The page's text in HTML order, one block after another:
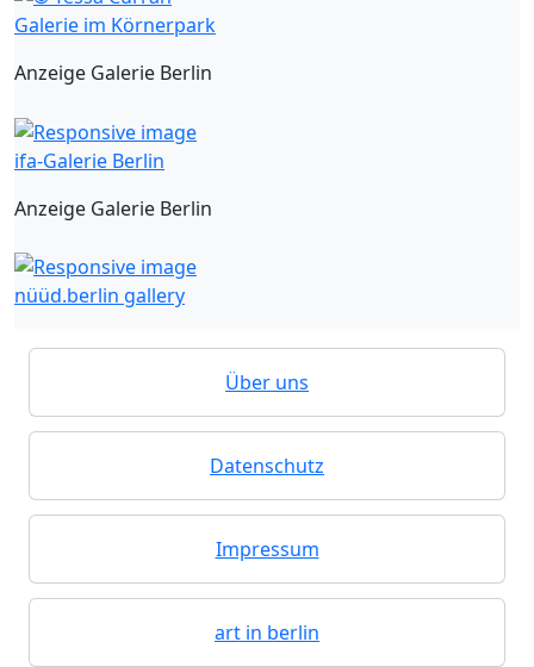
Galerie im Körnerpark
Anzeige Galerie Berlin
ifa-Galerie Berlin
Anzeige Galerie Berlin
nüüd.berlin gallery
Über uns
Datenschutz
Impressum
art in berlin